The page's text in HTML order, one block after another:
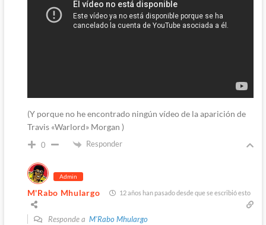
(Y porque no he encontrado ningún vídeo de la aparición de
Travis «Warlord» Morgan )
0 Responder
Admin
M'Rabo Mhulargo 12 años han pasado desde que se escribió esto
Responde a M'Rabo Mhulargo